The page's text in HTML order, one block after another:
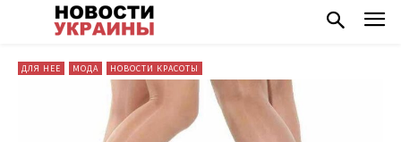
ДЛЯ НЕЕ МОДА НОВОСТИ КРАСОТЫ